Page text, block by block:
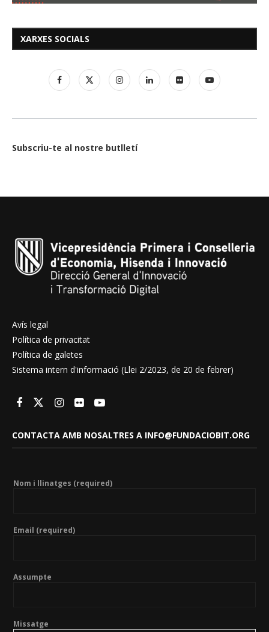
XARXES SOCIALS
Subscriu-te al nostre butlletí
Avís legal
Política de privacitat
Política de galetes
Sistema intern d'informació (Llei 2/2023, de 20 de febrer)
CONTACTA AMB NOSALTRES A INFO@FUNDACIOBIT.ORG
Nom i llinatges (required)
Email (required)
Assumpte
Missatge